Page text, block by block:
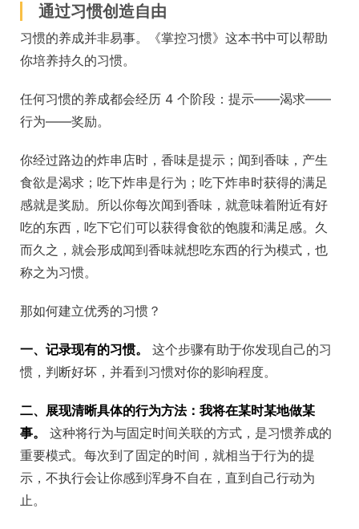
通过习惯创造自由
习惯的养成并非易事。《掌控习惯》这本书中可以帮助
你培养持久的习惯。
任何习惯的养成都会经历 4 个阶段：提示——渴求——
行为——奖励。
你经过路边的炸串店时，香味是提示；闻到香味，产生
食欲是渴求；吃下炸串是行为；吃下炸串时获得的满足
感就是奖励。所以你每次闻到香味，就意味着附近有好
吃的东西，吃下它们可以获得食欲的饱腹和满足感。久
而久之，就会形成闻到香味就想吃东西的行为模式，也
称之为习惯。
那如何建立优秀的习惯？
一、记录现有的习惯。
这个步骤有助于你发现自己的习
惯，判断好坏，并看到习惯对你的影响程度。
二、展现清晰具体的行为方法：我将在某时某地做某
事。
这种将行为与固定时间关联的方式，是习惯养成的
重要模式。每次到了固定的时间，就相当于行为的提
示，不执行会让你感到浑身不自在，直到自己行动为
止。